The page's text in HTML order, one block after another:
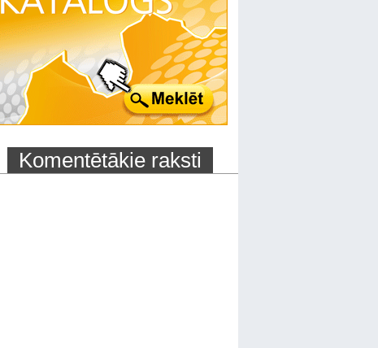
Komentētākie raksti